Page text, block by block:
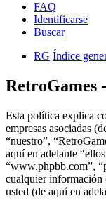
FAQ
Identificarse
Buscar
RG Índice
RetroGames
Esta política explica
empresas asociadas
“nuestro”,
aquí en adelante
“www.phpbb.com”,
cualquier información
usted (de aquí en